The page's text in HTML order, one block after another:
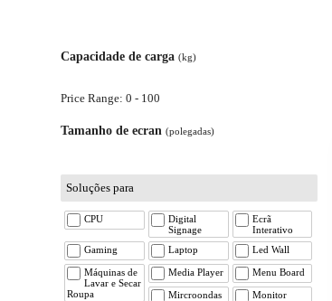
Capacidade de carga(kg)
Price Range: 0 - 100
Tamanho de ecran(polegadas)
Soluções para
CPU
Digital
Signage
Ecrã
Interativo
Gaming
Laptop Led Wall
Máquinas de
Lavar e Secar
Roupa
Media Player Menu Board
Mircroondas Monitor